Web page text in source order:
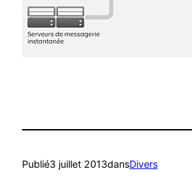
Publié3 juillet 2013dansDivers